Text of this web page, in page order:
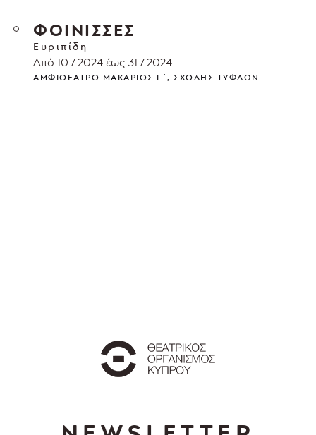
ΦΟΙΝΙΣΣΕΣ
Ευριπίδη
Από 10.7.2024 έως 31.7.2024
ΑΜΦΙΘΈΑΤΡΟ ΜΑΚΆΡΙΟΣ Γ΄, ΣΧΟΛΉΣ ΤΥΦΛΏΝ